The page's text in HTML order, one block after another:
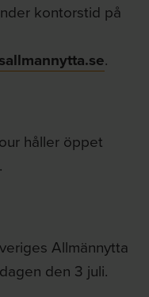
kontorstid på
.
håller öppet
Allmännytta
den 3 juli.